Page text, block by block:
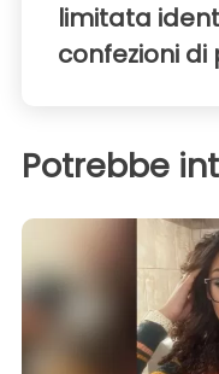
limitata
confezioni
Potrebbe